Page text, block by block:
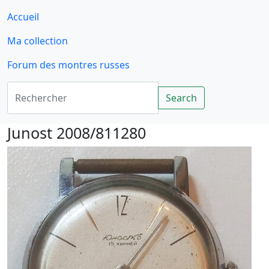
Accueil
Ma collection
Forum des montres russes
Rechercher
Search
Junost 2008/811280